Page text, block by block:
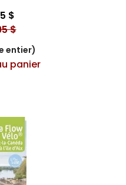
$
$
entier)
panier